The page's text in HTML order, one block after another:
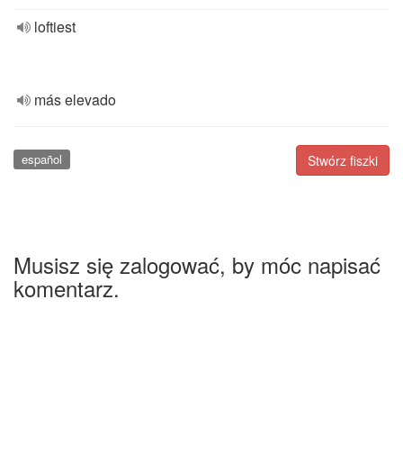
loftiest
más elevado
Stwórz fiszki
español
Musisz się zalogować, by móc napisać
komentarz.